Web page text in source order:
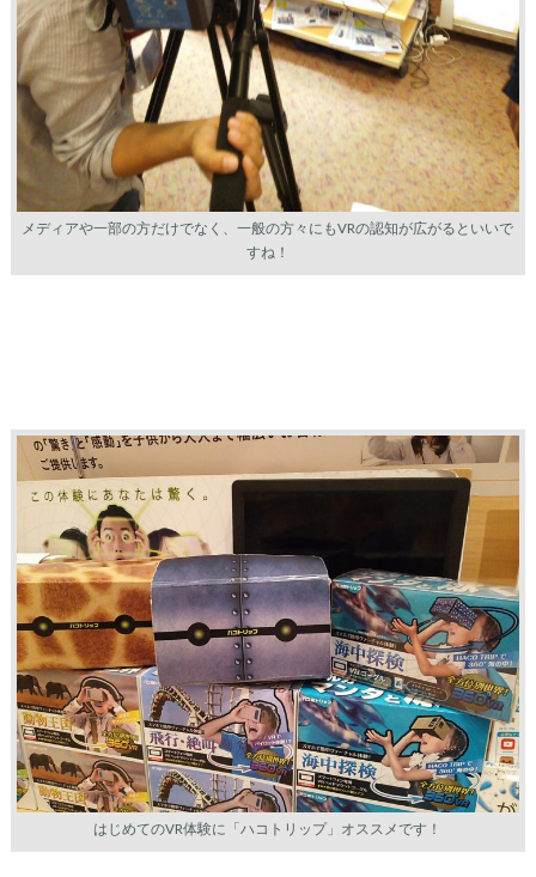
メディアや一部の方だけでなく、一般の方々にもVRの認知が広がるといいで
すね！
はじめてのVR体験に「ハコトリップ」オススメです！